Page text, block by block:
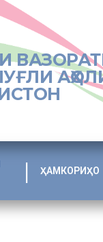
ҲАМКОРИҲО